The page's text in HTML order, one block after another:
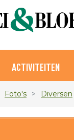
ACTIVITEITEN
Foto's Diversen